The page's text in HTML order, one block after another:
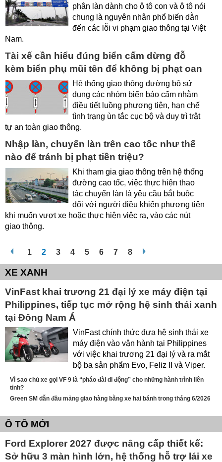
phân làn dành cho ô tô con và ô tô nói
chung là nguyên nhân phổ biến dẫn
đến các lỗi vi phạm giao thông tại Việt
Nam.
Tài xế cần hiểu đúng biển cấm dừng đỗ
kèm biển phụ mũi tên để không bị phạt oan
Hệ thống giao thông đường bộ sử
dụng các nhóm biển báo cấm nhằm
điều tiết luồng phương tiện, hạn chế
tình trạng ùn tắc cục bộ và duy trì trật
tự an toàn giao thông.
Nhập làn, chuyển làn trên cao tốc như thế
nào để tránh bị phạt tiền triệu?
Khi tham gia giao thông trên hệ thống
đường cao tốc, việc thực hiện thao
tác chuyển làn là yêu cầu bắt buộc
đối với người điều khiển phương tiện
khi muốn vượt xe hoặc thực hiện việc ra, vào các nút
giao thông.
1 2 3 4 5 6 7 8
XE XANH
VinFast khai trương 21 đại lý xe máy điện tại
Philippines, tiếp tục mở rộng hệ sinh thái xanh
tại Đông Nam Á
VinFast chính thức đưa hệ sinh thái xe
máy điện vào vận hành tại Philippines
với việc khai trương 21 đại lý và ra mắt
bộ ba sản phẩm Evo, Feliz II và Viper.
Vì sao chủ xe gọi VF 9 là “pháo đài di động” cho những hành trình liên
tỉnh?
Green SM dẫn đầu mảng giao hàng bằng xe hai bánh trong tháng 6/2026
Ô TÔ MỚI
Ford Explorer 2027 được nâng cấp thiết kế:
Sở hữu 3 màn hình lớn, hệ thống hỗ trợ lái xe